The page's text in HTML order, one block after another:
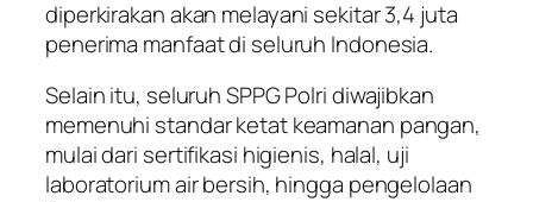
diperkirakan akan melayani sekitar 3,4 juta
penerima manfaat di seluruh Indonesia.
Selain itu, seluruh SPPG Polri diwajibkan
memenuhi standar ketat keamanan pangan,
mulai dari sertifikasi higienis, halal, uji
laboratorium air bersih, hingga pengelolaan